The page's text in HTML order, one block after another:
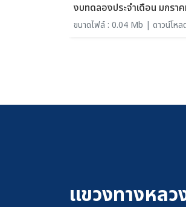
งบทดลองประจำเดือน มกรา
ขนาดไฟล์ : 0.04 Mb | ดาวน์โหล
แขวงทางหล